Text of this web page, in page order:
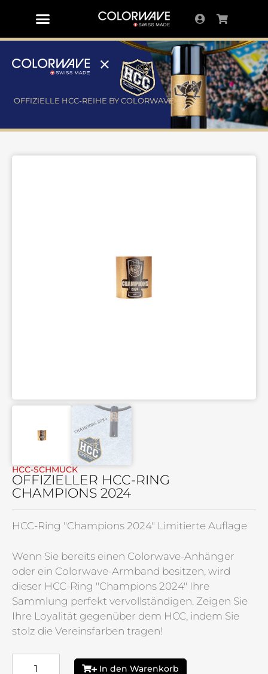
OFFIZIELLE HCC-REIHE BY COLORWAVE
HCC-SCHMUCK
OFFIZIELLER HCC-RING
CHAMPIONS 2024
HCC-Ring "Champions 2024" Limitierte Auflage
Wenn Sie bereits einen Colorwave-Anhänger
oder ein Colorwave-Armband besitzen, wird
dieser HCC-Ring "Champions 2024" Ihre
Sammlung perfekt vervollständigen. Zeigen Sie
Ihre Loyalität gegenüber dem HCC, indem Sie
stolz die Vereinsfarben tragen!
In den Warenkorb